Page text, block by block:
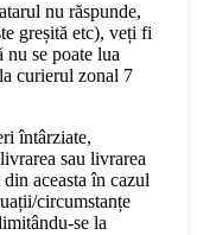
nu răspunde,
greșită etc), veți fi
nu se poate lua
curierul zonal 7
întârziate,
sau livrarea
aceasta în cazul
circumstanțe
se la